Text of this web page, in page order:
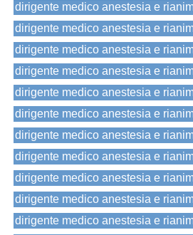
dirigente medico anestesia e
dirigente medico anestesia e
dirigente medico anestesia e
dirigente medico anestesia e
dirigente medico anestesia e
dirigente medico anestesia e
dirigente medico anestesia e
dirigente medico anestesia e
dirigente medico anestesia e
dirigente medico anestesia e
dirigente medico anestesia e